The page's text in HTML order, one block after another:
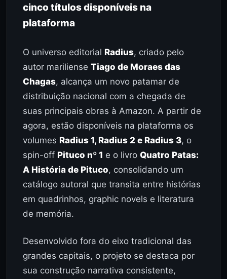
cinco títulos disponíveis na
plataforma
O universo editorial Radius, criado pelo
autor marilienseTiago de Moraes das
Chagas, alcança um novo patamar de
distribuição nacional com a chegada de
suas principais obras à Amazon. A partir de
agora, estão disponíveis na plataforma os
volumes Radius 1, Radius 2 e Radius 3, o
spin-off Pituco nº 1 e o livroQuatro Patas:
A História de Pituco, consolidando um
catálogo autoral que transita entre histórias
em quadrinhos, graphic novels e literatura
de memória.
Desenvolvido fora do eixo tradicional das
grandes capitais, o projeto se destaca por
sua construção narrativa consistente,